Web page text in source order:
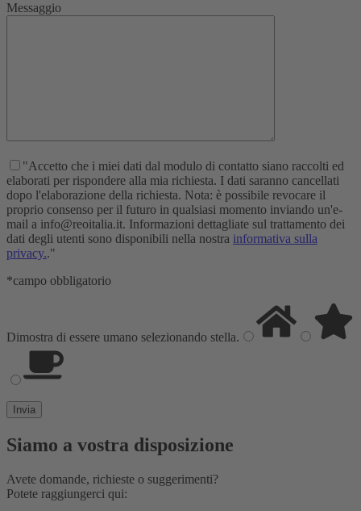
Messaggio
"Accetto che i miei dati dal modulo di contatto siano raccolti ed
elaborati per rispondere alla mia richiesta. I dati saranno cancellati
dopo l'elaborazione della richiesta. Nota: è possibile revocare il
proprio consenso per il futuro in qualsiasi momento inviando un'e-
mail a info@reoitalia.it. Informazioni dettagliate sul trattamento dei
dati degli utenti sono disponibili nella nostra informativa sulla
privacy.."
*campo obbligatorio
Dimostra di essere umano selezionando stella.
Siamo a vostra disposizione
Avete domande, richieste o suggerimenti?
Potete raggiungerci qui: